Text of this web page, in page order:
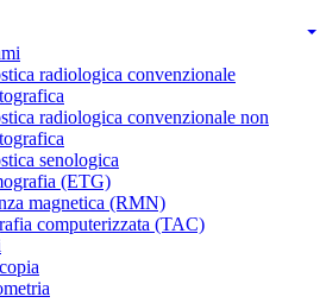
radiologica convenzionale
radiologica convenzionale non
senologica
(ETG)
magnetica (RMN)
computerizzata (TAC)